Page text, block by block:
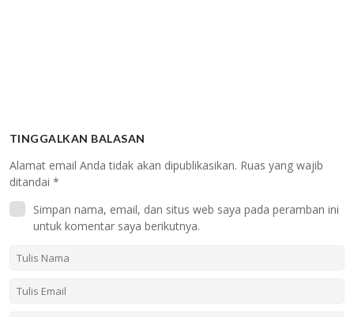
TINGGALKAN BALASAN
Alamat email Anda tidak akan dipublikasikan. Ruas yang wajib
ditandai *
Simpan nama, email, dan situs web saya pada peramban ini
untuk komentar saya berikutnya.